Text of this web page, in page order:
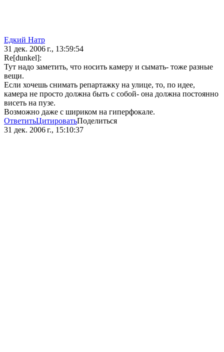
Едкий Натр
31 дек. 2006 г., 13:59:54
Re[dunkel]:
Тут надо заметить, что носить камеру и сымать- тоже разные
вещи.
Если хочешь снимать репартажку на улице, то, по идее,
камера не просто должна быть с собой- она должна постоянно
висеть на пузе.
Возможно даже с шириком на гиперфокале.
ОтветитьЦитироватьПоделиться
31 дек. 2006 г., 15:10:37